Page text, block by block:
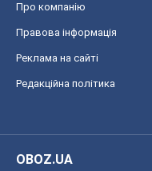
Про компанію
Правова інформація
Реклама на сайті
Редакційна політика
OBOZ.UA